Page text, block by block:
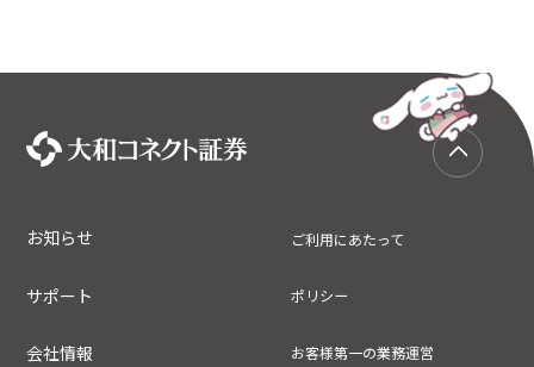
お知らせ
サポート
会社情報
ご利用にあたって
ポリシー
お客様第一の業務運営